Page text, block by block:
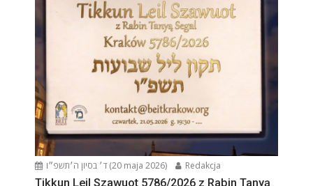
ד׳ בסיון ה׳תשפ״ו (20 maja 2026) Redakcja
Tikkun Leil Szawuot 5786/2026 z Rabin Tanyą